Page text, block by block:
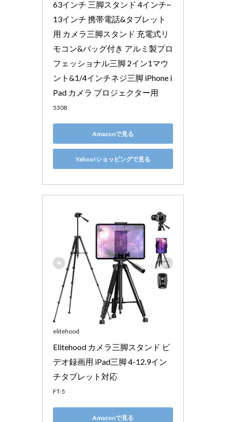
63インチ 三脚スタンド 4インチ~
13インチ 携帯電話&タブレット
用 カメラ三脚スタンド 充電式リ
モコン&バッグ付き アルミ製プロ
フェッショナル三脚 2イン1マウ
ント&1/4インチネジ三脚 iPhone i
Pad カメラ プロジェクター用
5308
Amazonで見る
Yahoo!ショッピングで見る
elitehood
Elitehood カメラ三脚スタンド ビ
デオ録画用 iPad三脚 4-12.9イン
チタブレット対応
FT-5
Amazonで見る